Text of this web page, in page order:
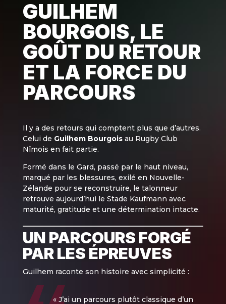
GUILHEM
BOURGOIS, LE
GOÛT DU RETOUR
ET LA FORCE DU
PARCOURS
Il y a des retours qui comptent plus que d’autres.
Celui de Guilhem Bourgoisau Rugby Club
Nîmois en fait partie.
Formé dans le Gard, passé par le haut niveau,
marqué par les blessures, exilé en Nouvelle-
Zélande pour se reconstruire, le talonneur
retrouve aujourd’hui le Stade Kaufmann avec
maturité, gratitude et une détermination intacte.
UN PARCOURS FORGÉ
PAR LES ÉPREUVES
Guilhem raconte son histoire avec simplicité :
« J’ai un parcours plutôt classique d’un